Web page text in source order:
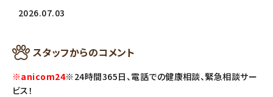
2026.07.03
スタッフからのコメント
※anicom24※24時間365日、電話での健康相談、緊急相談サー
ビス！